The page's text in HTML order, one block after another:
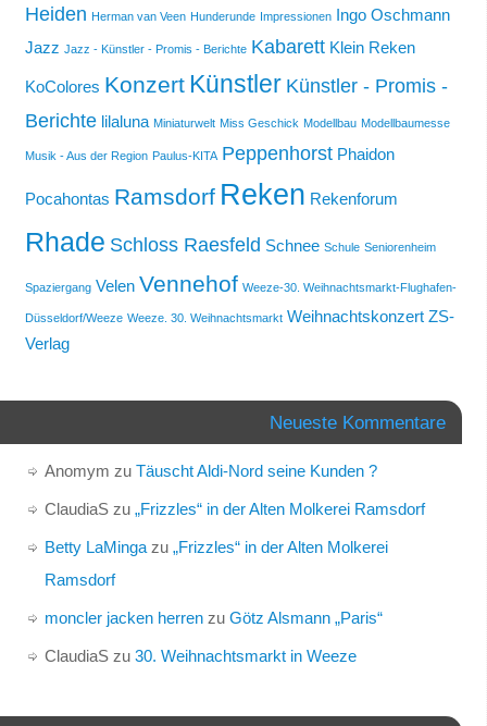
Heiden Herman van Veen Hunderunde Impressionen Ingo Oschmann
Jazz Jazz - Künstler - Promis - Berichte Kabarett Klein Reken
KoColores Konzert Künstler Künstler - Promis -
Berichte lilaluna Miniaturwelt Miss Geschick Modellbau Modellbaumesse
Musik - Aus der Region Paulus-KITA Peppenhorst Phaidon
Pocahontas Ramsdorf Reken Rekenforum
Rhade Schloss Raesfeld Schnee Schule Seniorenheim
Spaziergang Velen Vennehof Weeze-30. Weihnachtsmarkt-Flughafen-
Düsseldorf/Weeze Weeze. 30. Weihnachtsmarkt Weihnachtskonzert ZS-
Verlag
Neueste Kommentare
Anomym zu Täuscht Aldi-Nord seine Kunden ?
ClaudiaSzu „Frizzles“ in der Alten Molkerei Ramsdorf
Betty LaMingazu „Frizzles“ in der Alten Molkerei
Ramsdorf
moncler jacken herrenzu Götz Alsmann „Paris“
ClaudiaSzu 30. Weihnachtsmarkt in Weeze